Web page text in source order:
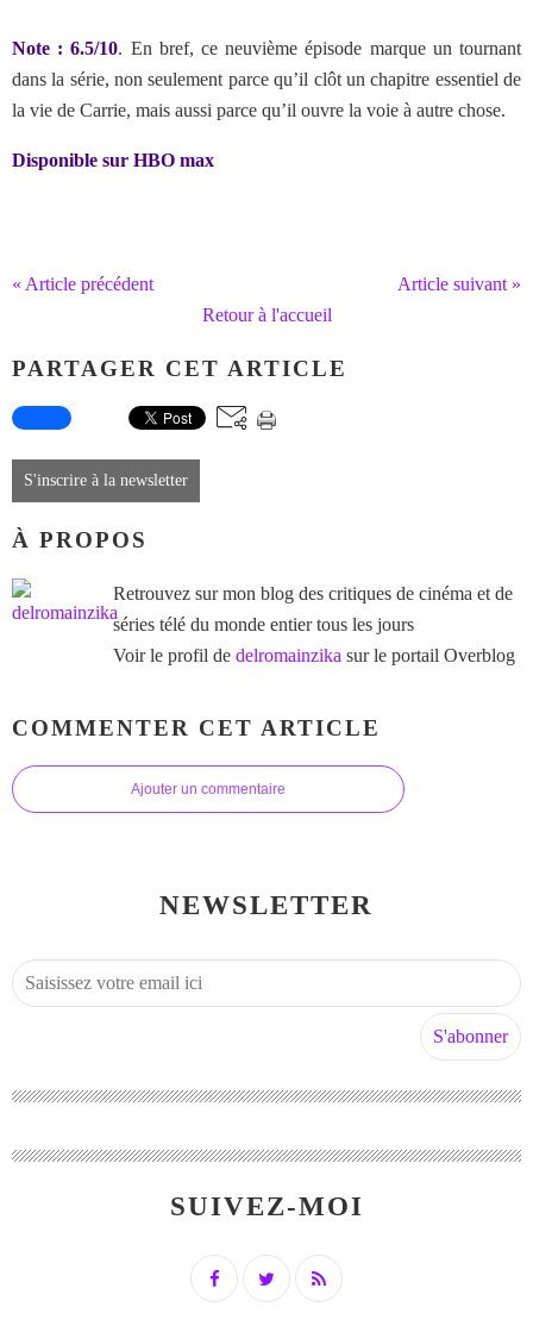
Note : 6.5/10. En bref,ce neuvième épisode marque un tournant
dans la série, non seulement parce qu’il clôt un chapitre essentiel de
la vie de Carrie, mais aussi parce qu’il ouvre la voie à autre chose.
Disponible sur HBO max
« Article précédent
Article suivant »
Retour à l'accueil
PARTAGER CET ARTICLE
S'inscrire à la newsletter
À PROPOS
Retrouvez sur mon blog des critiques de cinéma et de
séries télé du monde entier tous les jours
Voir le profil de delromainzika sur le portail Overblog
COMMENTER CET ARTICLE
Ajouter un commentaire
NEWSLETTER
SUIVEZ-MOI